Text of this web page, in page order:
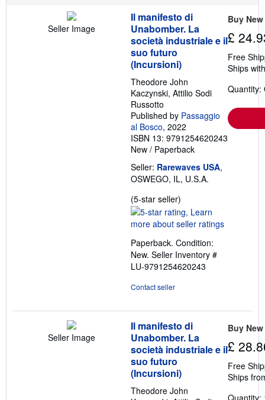
u
t
s
h
i
p
p
n
g
r
a
t
e
s
Seller Image
Il manifesto di
Unabomber. La
società industriale e il
suo futuro
(Incursioni)
Theodore John
Kaczynski, Attilio Sodi
Russotto
Published by Passaggio
al Bosco, 2022
ISBN 13: 9791254620243
New / Paperback
Seller: Rarewaves USA,
OSWEGO, IL, U.S.A.
(5-star seller)
rating
5
of
5
stars
Paperback. Condition:
New. Seller Inventory #
LU-9791254620243
Contact seller
Buy New
£
Free
Ships
Quantity:
Seller Image
Il manifesto di
Unabomber. La
società industriale e il
suo futuro
(Incursioni)
Theodore John
Buy New
£
Free
Ships
Quantity: